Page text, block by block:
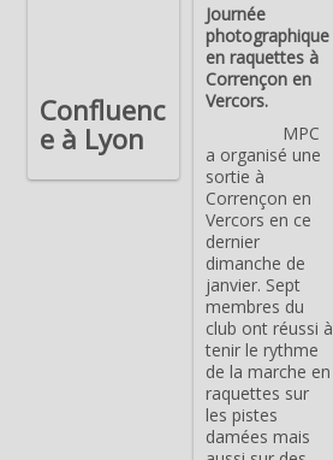
Journée
photographique
en raquettes à
Corrençon en
Vercors.
MPC
a organisé une
sortie à
Corrençon en
Vercors en ce
dernier
dimanche de
janvier. Sept
membres du
club ont réussi à
tenir le rythme
de la marche en
raquettes sur
les pistes
damées mais
Confluenc
e à Lyon